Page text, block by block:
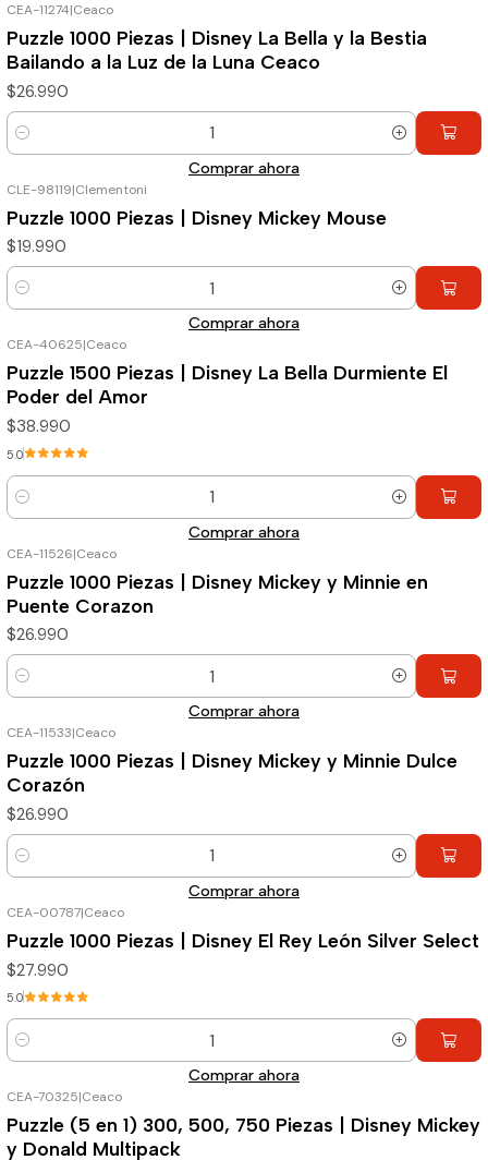
CEA-11274|Ceaco
Puzzle 1000 Piezas | Disney La Bella y la Bestia
Bailando a la Luz de la Luna Ceaco
$26.990
Cantidad
Comprar ahora
CLE-98119|Clementoni
Puzzle 1000 Piezas | Disney Mickey Mouse
$19.990
Cantidad
Comprar ahora
CEA-40625|Ceaco
Puzzle 1500 Piezas | Disney La Bella Durmiente El
Poder del Amor
$38.990
5.0
Cantidad
Comprar ahora
CEA-11526|Ceaco
Puzzle 1000 Piezas | Disney Mickey y Minnie en
Puente Corazon
$26.990
Cantidad
Comprar ahora
CEA-11533|Ceaco
Puzzle 1000 Piezas | Disney Mickey y Minnie Dulce
Corazón
$26.990
Cantidad
Comprar ahora
CEA-00787|Ceaco
Puzzle 1000 Piezas | Disney El Rey León Silver Select
$27.990
5.0
Cantidad
Comprar ahora
CEA-70325|Ceaco
Puzzle (5 en 1) 300, 500, 750 Piezas | Disney Mickey
y Donald Multipack